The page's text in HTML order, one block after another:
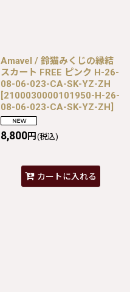
Amavel / 鈴猫みくじの縁結
スカート FREE ピンク H-26-
08-06-023-CA-SK-YZ-ZH
[2100030000101950-H-26-
08-06-023-CA-SK-YZ-ZH]
8,800円 (税込)
カートに入れる